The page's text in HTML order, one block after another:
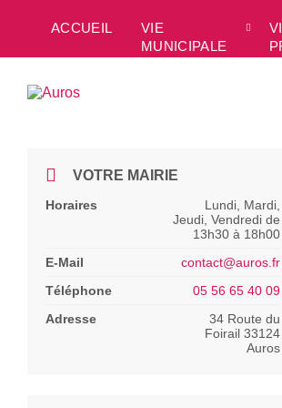
sidebar
ACCUEIL
VIE
MUNICIPALE
VOTRE MAIRIE
Horaires
Lundi, Mardi,
Jeudi, Vendredi de
13h30 à 18h00
E-Mail
contact@auros.fr
Téléphone
05 56 65 40 09
Adresse
34 Route du
Foirail 33124
Auros